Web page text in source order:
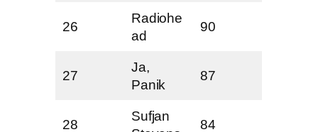
26
Radiohe
ad
90
27
Ja,
Panik
87
28
Sufjan
84